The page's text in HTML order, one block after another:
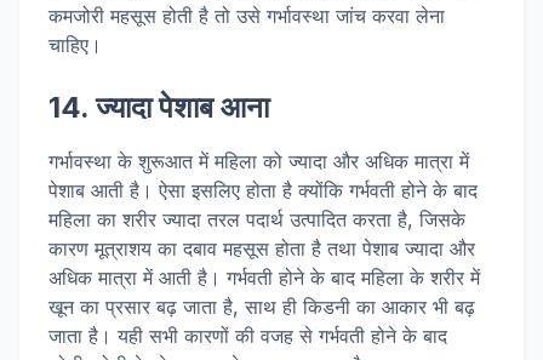
कमजोरी महसूस होती है तो उसे गर्भावस्था जांच करवा लेना
चाहिए।
14. ज्यादा पेशाब आना
गर्भावस्था के शुरूआत में महिला को ज्यादा और अधिक मात्रा में
पेशाब आती है। ऐसा इसलिए होता है क्योंकि गर्भवती होने के बाद
महिला का शरीर ज्यादा तरल पदार्थ उत्पादित करता है, जिसके
कारण मूत्राशय का दबाव महसूस होता है तथा पेशाब ज्यादा और
अधिक मात्रा में आती है। गर्भवती होने के बाद महिला के शरीर में
खून का प्रसार बढ़ जाता है, साथ ही किडनी का आकार भी बढ़
जाता है। यही सभी कारणों की वजह से गर्भवती होने के बाद